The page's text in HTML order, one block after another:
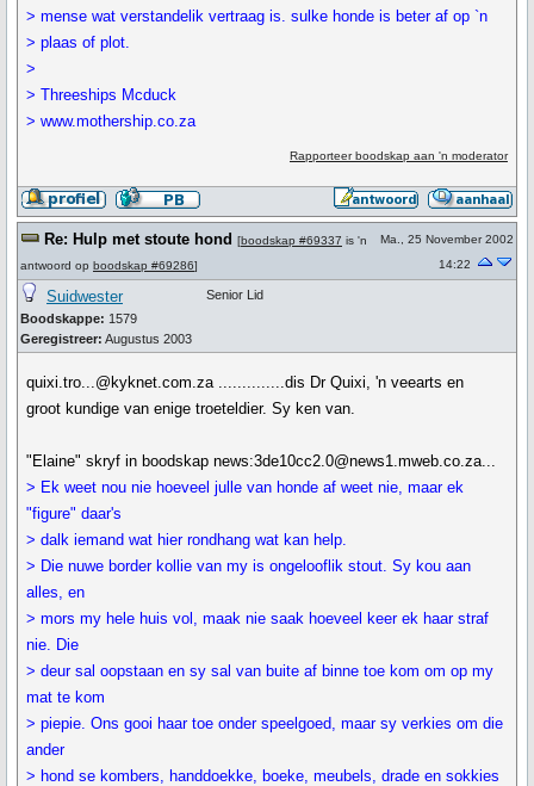
> mense wat verstandelik vertraag is. sulke honde is beter af op `n
> plaas of plot.
>
> Threeships Mcduck
> www.mothership.co.za
Rapporteer boodskap aan 'n moderator
Re: Hulp met stoute hond [boodskap #69337 is 'n
antwoord op boodskap #69286]
Ma., 25 November 2002
14:22
Suidwester
Boodskappe: 1579
Geregistreer: Augustus 2003
Senior Lid
quixi.tro...@kyknet.com.za ..............dis Dr Quixi, 'n veearts en
groot kundige van enige troeteldier. Sy ken van.
"Elaine" skryf in boodskap news:3de10cc2.0@news1.mweb.co.za...
> Ek weet nou nie hoeveel julle van honde af weet nie, maar ek
"figure" daar's
> dalk iemand wat hier rondhang wat kan help.
> Die nuwe border kollie van my is ongelooflik stout. Sy kou aan
alles, en
> mors my hele huis vol, maak nie saak hoeveel keer ek haar straf
nie. Die
> deur sal oopstaan en sy sal van buite af binne toe kom om op my
mat te kom
> piepie. Ons gooi haar toe onder speelgoed, maar sy verkies om die
ander
> hond se kombers, handdoekke, boeke, meubels, drade en sokkies